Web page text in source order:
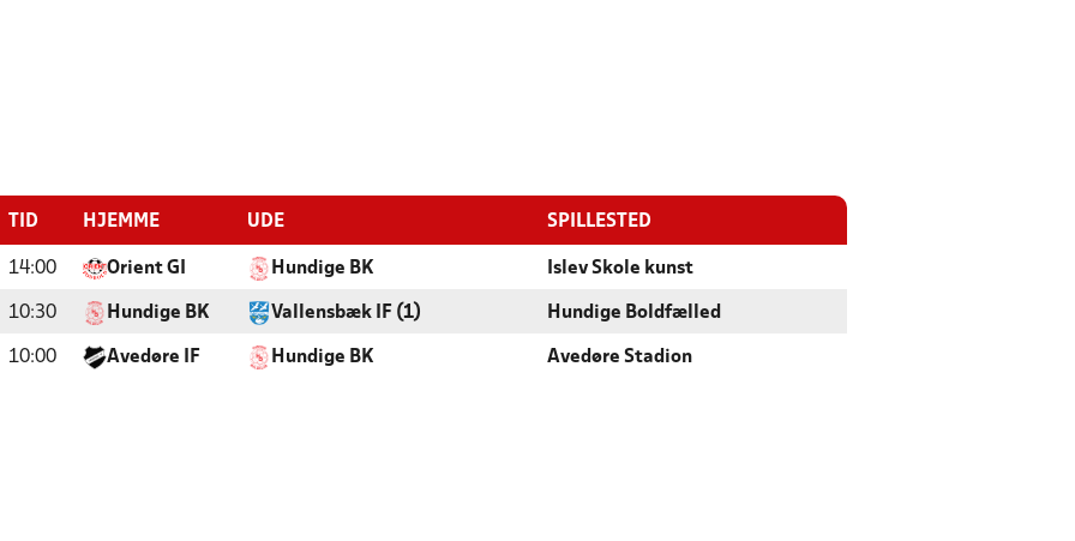
TID HJEMME UDE SPILLESTED
14:00 Orient GI Hundige BK Islev Skole kunst
10:30 Hundige BK Vallensbæk IF (1) Hundige Boldfælled
10:00 Avedøre IF Hundige BK Avedøre Stadion